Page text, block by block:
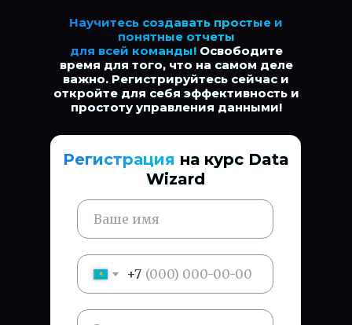
Научитесь создавать простые и
понятные отчеты
для всей команды! Освободите
время для того, что на самом деле
важно. Регистрируйтесь сейчас и
откройте для себя эффективность и
простоту управления данными!
Регистрация на курс Data
Wizard
+7